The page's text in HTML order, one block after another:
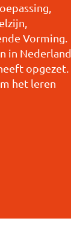
Vorming.
in Nederland
opgezet.
het leren